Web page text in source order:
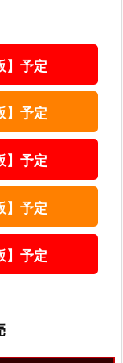
】予定
】予定
】予定
】予定
】予定